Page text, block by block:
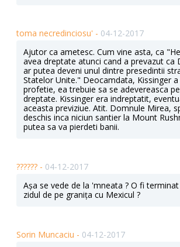
toma necredinciosu' - 04-12-2017
Ajutor ca ametesc. Cum vine asta, ca
avea dreptate atunci cand a prevazut ca
ar putea deveni unul dintre presedintii
Statelor Unite." Deocamdata, Kissinger
profetie, ea trebuie sa se adevereasca
dreptate. Kissinger era indreptatit,
aceasta previziue. Atit. Domnule Mirea,
deschis inca niciun santier la Mount
putea sa va pierdeti banii.
?????? - 04-12-2017
Așa se vede de la 'mneata ? O fi
zidul de pe granița cu Mexicul ?
Sorin Muncaciu - 04-12-2017